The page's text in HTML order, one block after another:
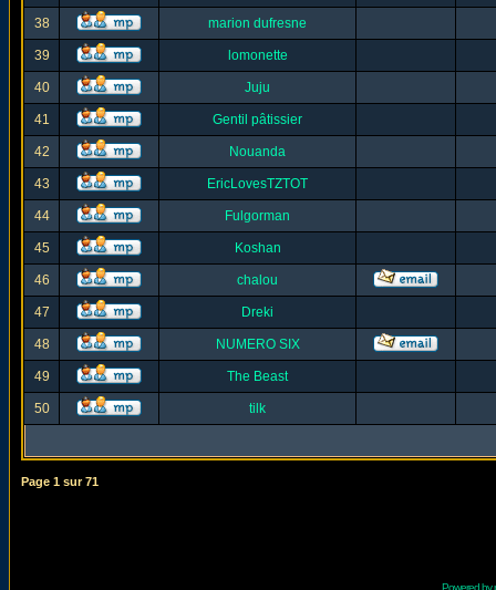
38 marion dufresne
39 lomonette
40 Juju
41 Gentil pâtissier
42 Nouanda
43 EricLovesTZTOT
44 Fulgorman
45 Koshan
46 chalou
47 Dreki
48 NUMERO SIX
49 The Beast
50 tilk
Page 1 sur71
Powered by